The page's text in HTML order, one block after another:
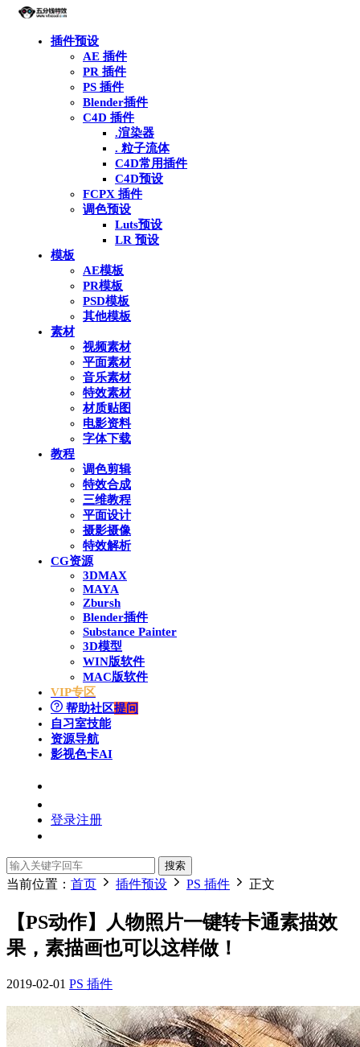
插件预设
AE 插件
PR 插件
PS 插件
Blender插件
C4D 插件
.渲染器
. 粒子流体
C4D常用插件
C4D预设
FCPX 插件
调色预设
Luts预设
LR 预设
模板
AE模板
PR模板
PSD模板
其他模板
素材
视频素材
平面素材
音乐素材
特效素材
材质贴图
电影资料
字体下载
教程
调色剪辑
特效合成
三维教程
平面设计
摄影摄像
特效解析
CG资源
3DMAX
MAYA
Zbursh
Blender插件
Substance Painter
3D模型
WIN版软件
MAC版软件
VIP专区
帮助社区提问
自习室技能
资源导航
影视色卡AI
登录注册
搜索
当前位置： 首页 插件预设 PS 插件 正文
【PS动作】人物照片一键转卡通素描效
果，素描画也可以这样做！
2019-02-01 PS 插件